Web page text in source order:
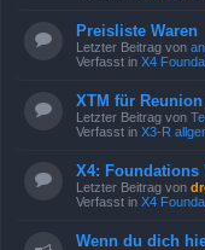
Preisliste Waren
Letzter Beitrag von
Verfasst in X4
XTM für
Letzter Beitrag von
Verfasst in X3-R
X4: Foundations
Letzter Beitrag von
Verfasst in X4
Wenn du dich